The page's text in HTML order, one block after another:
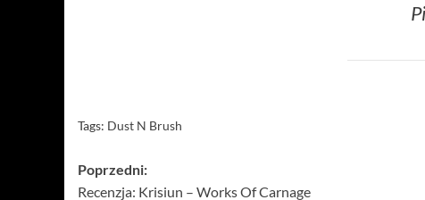
Tags: Dust N Brush
Zobacz
Poprzedni:
Recenzja: Krisiun – Works Of Carnage